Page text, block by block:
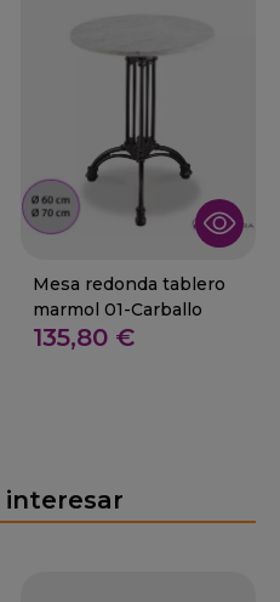
Mesa redonda tablero
marmol 01-Carballo
135,80 €
interesar